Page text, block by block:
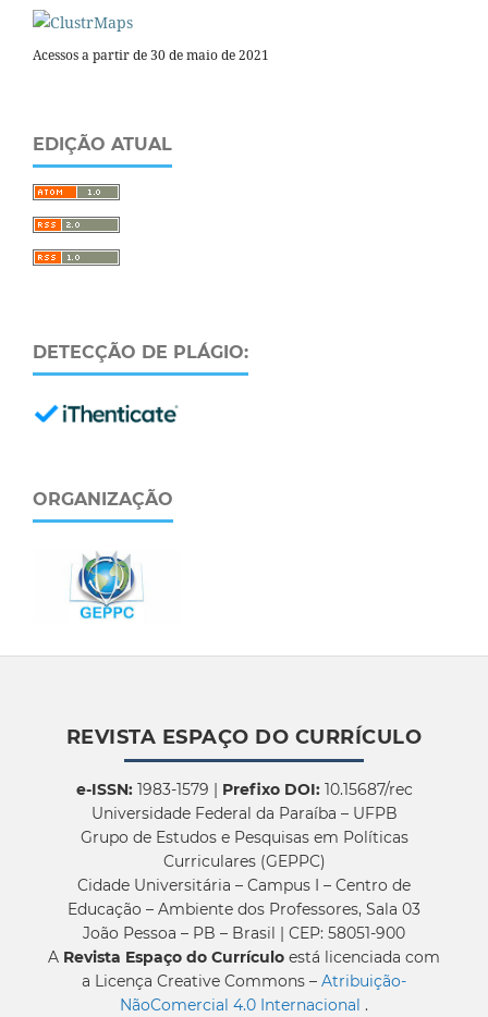
Acessos a partir de 30 de maio de 2021
EDIÇÃO ATUAL
DETECÇÃO DE PLÁGIO:
ORGANIZAÇÃO
REVISTA ESPAÇO DO CURRÍCULO
e-ISSN:1983-1579 | Prefixo DOI:10.15687/rec
Universidade Federal da Paraíba – UFPB
Grupo de Estudos e Pesquisas em Políticas
Curriculares (GEPPC)
Cidade Universitária – Campus I – Centro de
Educação – Ambiente dos Professores, Sala 03
João Pessoa – PB – Brasil | CEP: 58051-900
A Revista Espaço do Currículo está licenciada com
a Licença Creative Commons – Atribuição-
NãoComercial 4.0 Internacional .